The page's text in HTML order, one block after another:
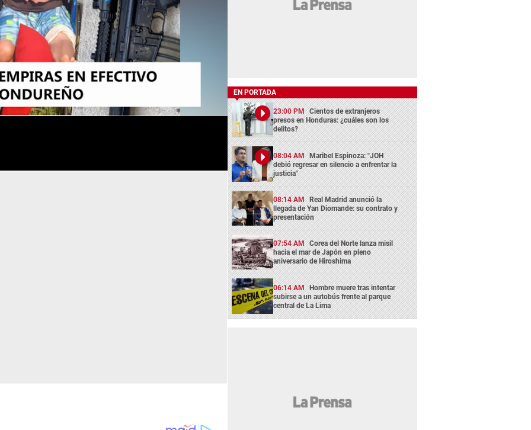
EN PORTADA
23:00 PM Cientos de extranjeros
presos en Honduras: ¿cuáles son los
delitos?
08:04 AM Maribel Espinoza: "JOH
debió regresar en silencio a enfrentar la
justicia"
08:14 AM Real Madrid anunció la
llegada de Yan Diomande: su contrato y
presentación
07:54 AM Corea del Norte lanza misil
hacia el mar de Japón en pleno
aniversario de Hiroshima
06:14 AM Hombre muere tras intentar
subirse a un autobús frente al parque
central de La Lima